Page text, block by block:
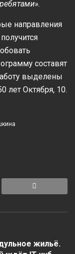
направления
составят
выделены
лет Октября, 10.
жильё.